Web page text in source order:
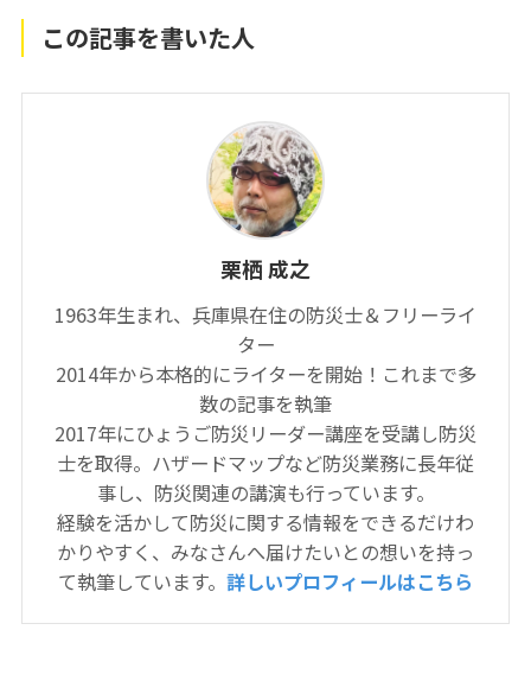
この記事を書いた人
栗栖 成之
1963年生まれ、兵庫県在住の防災士＆フリーライ
ター
2014年から本格的にライターを開始！これまで多
数の記事を執筆
2017年にひょうご防災リーダー講座を受講し防災
士を取得。ハザードマップなど防災業務に長年従
事し、防災関連の講演も行っています。
経験を活かして防災に関する情報をできるだけわ
かりやすく、みなさんへ届けたいとの想いを持っ
て執筆しています。 詳しいプロフィールはこちら